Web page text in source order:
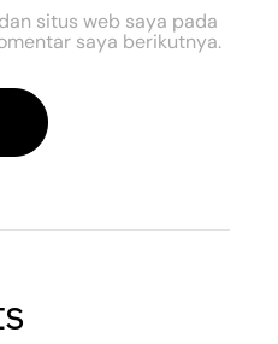
situs web saya pada
saya berikutnya.